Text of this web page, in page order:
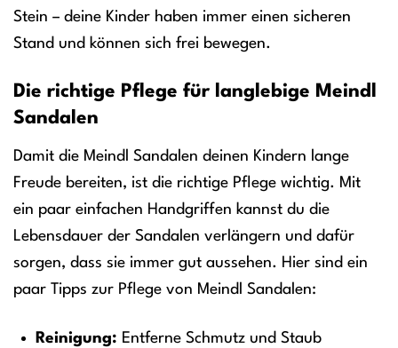
Stein – deine Kinder haben immer einen sicheren
Stand und können sich frei bewegen.
Die richtige Pflege für langlebige Meindl
Sandalen
Damit die Meindl Sandalen deinen Kindern lange
Freude bereiten, ist die richtige Pflege wichtig. Mit
ein paar einfachen Handgriffen kannst du die
Lebensdauer der Sandalen verlängern und dafür
sorgen, dass sie immer gut aussehen. Hier sind ein
paar Tipps zur Pflege von Meindl Sandalen:
Reinigung: Entferne Schmutz und Staub